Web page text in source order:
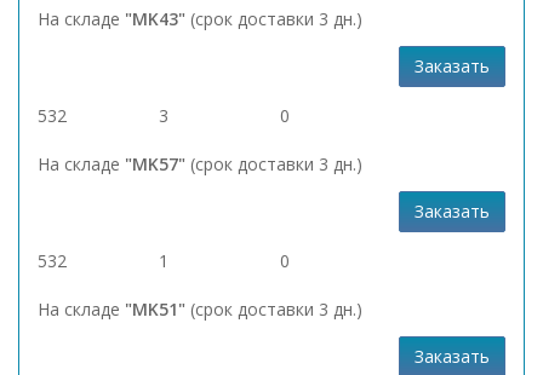
На складе "MK43" (срок доставки 3 дн.)
Заказать
532 3 0
На складе "MK57" (срок доставки 3 дн.)
Заказать
532 1 0
На складе "MK51" (срок доставки 3 дн.)
Заказать